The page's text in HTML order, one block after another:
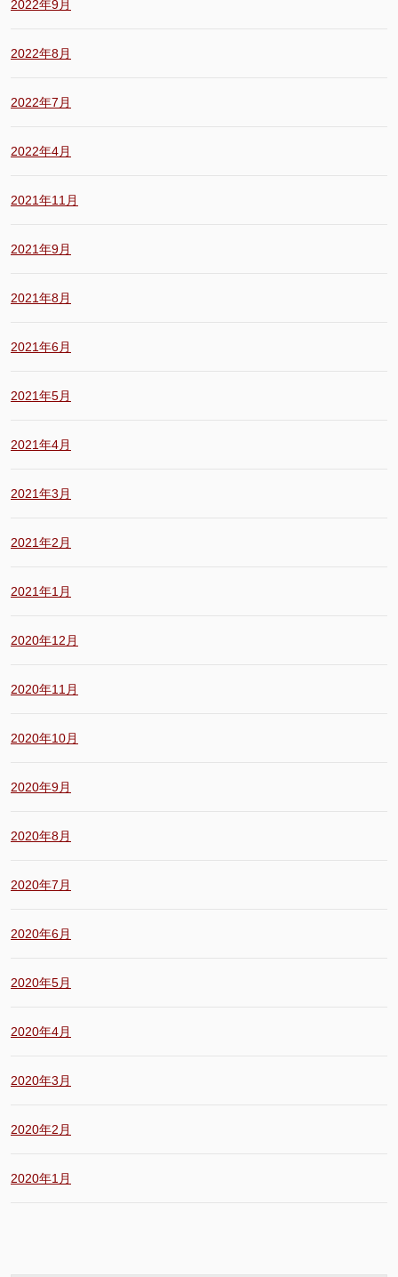
2022年9月
2022年8月
2022年7月
2022年4月
2021年11月
2021年9月
2021年8月
2021年6月
2021年5月
2021年4月
2021年3月
2021年2月
2021年1月
2020年12月
2020年11月
2020年10月
2020年9月
2020年8月
2020年7月
2020年6月
2020年5月
2020年4月
2020年3月
2020年2月
2020年1月